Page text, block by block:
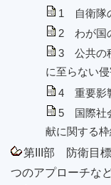
1 自衛隊
2 わが国
3 公共の
に至らない
4 重要影
5 国際社
献に関する
第III部 防衛目
つのアプローチな